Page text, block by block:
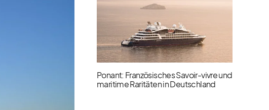
Ponant: Französisches Savoir-vivre und
maritime Raritäten in Deutschland